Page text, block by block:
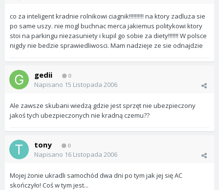
co za inteligent kradnie rolnikowi ciagnik!!!!!!!!!! na ktory zadluza sie
po same uszy. nie mogl buchnac merca jakiemus politykowi ktory
stoi na parkingu niezasuniety i kupil go sobie za diety!!!!!!! W polsce
nigdy nie bedzie sprawiedliwosci. Mam nadzieje ze sie odnajdzie
gedii 0
Napisano 15 Listopada 2006
Ale zawsze skubani wiedzą gdzie jest sprzęt nie ubezpieczony
jakoś tych ubezpieczonych nie kradną czemu??
tony 0
Napisano 16 Listopada 2006
Mojej żonie ukradli samochód dwa dni po tym jak jej się AC
skończyło! Coś w tym jest...